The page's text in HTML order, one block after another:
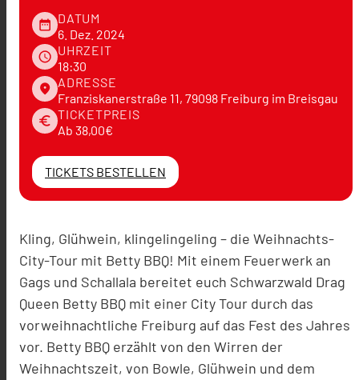
date_range DATUM
6. Dez. 2024
schedule UHRZEIT
18:30
place ADRESSE
Franziskanerstraße 11, 79098 Freiburg im Breisgau
euro TICKETPREIS
Ab 38,00€
TICKETS BESTELLEN
Kling, Glühwein, klingelingeling – die Weihnachts-
City-Tour mit Betty BBQ! Mit einem Feuerwerk an
Gags und Schallala bereitet euch Schwarzwald Drag
Queen Betty BBQ mit einer City Tour durch das
vorweihnachtliche Freiburg auf das Fest des Jahres
vor. Betty BBQ erzählt von den Wirren der
Weihnachtszeit, von Bowle, Glühwein und dem